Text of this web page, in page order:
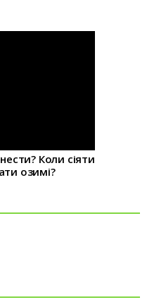
Коли сіяти
озимі?